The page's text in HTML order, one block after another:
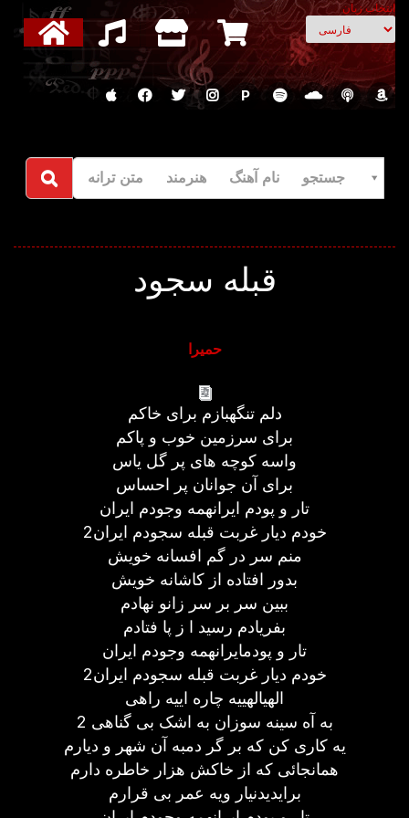
انتخاب زبان
P
جستجو نام آهنگ هنرمند متن ترانه
قبله سجود
حمیرا
دلم تنگهبازم برای خاکم
برای سرزمین خوب و پاکم
واسه کوچه های پر گل یاس
برای آن جوانان پر احساس
تار و پودم ایرانهمه وجودم ایران
خودم دیار غربت قبله سجودم ایران2
منم سر در گم افسانه خویش
بدور افتاده از کاشانه خویش
ببین سر بر سر زانو نهادم
بفریادم رسید ا ز پا فتادم
تار و پودمایرانهمه وجودم ایران
خودم دیار غربت قبله سجودم ایران2
الهیالهییه چاره اییه راهی
به آه سینه سوزان به اشک بی گناهی 2
یه کاری کن که بر گر دمبه آن شهر و دیارم
همانجائی که از خاکش هزار خاطره دارم
برایدیدنیار ویه عمر بی قرارم